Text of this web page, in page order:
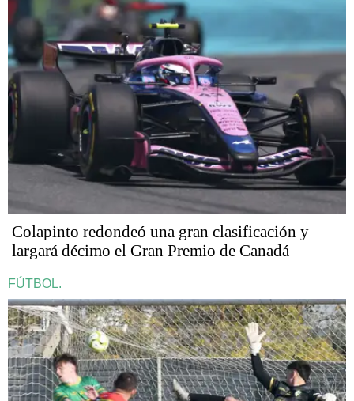
Colapinto redondeó una gran clasificación y
largará décimo el Gran Premio de Canadá
FÚTBOL.